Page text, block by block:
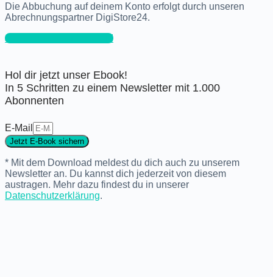
Die Abbuchung auf deinem Konto erfolgt durch unseren
Abrechnungspartner DigiStore24.
Jetzt Newsletter boosten!
Hol dir jetzt unser Ebook!
In 5 Schritten zu einem Newsletter mit 1.000
Abonnenten
E-Mail
Jetzt E-Book sichern
* Mit dem Download meldest du dich auch zu unserem
Newsletter an. Du kannst dich jederzeit von diesem
austragen. Mehr dazu findest du in unserer
Datenschutzerklärung.